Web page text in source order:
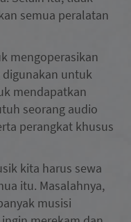
semua peralatan
mengoperasikan
untuk
mendapatkan
seorang audio
perangkat khusus
kita harus sewa
itu. Masalahnya,
musisi